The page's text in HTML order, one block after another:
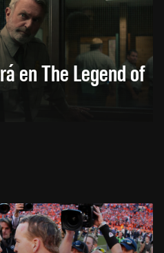
en The Legend of